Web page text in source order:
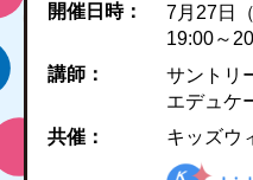
開催日時：
7月27日（
19:00～
講師：
サントリ
エデュケ
共催：
キッズウ